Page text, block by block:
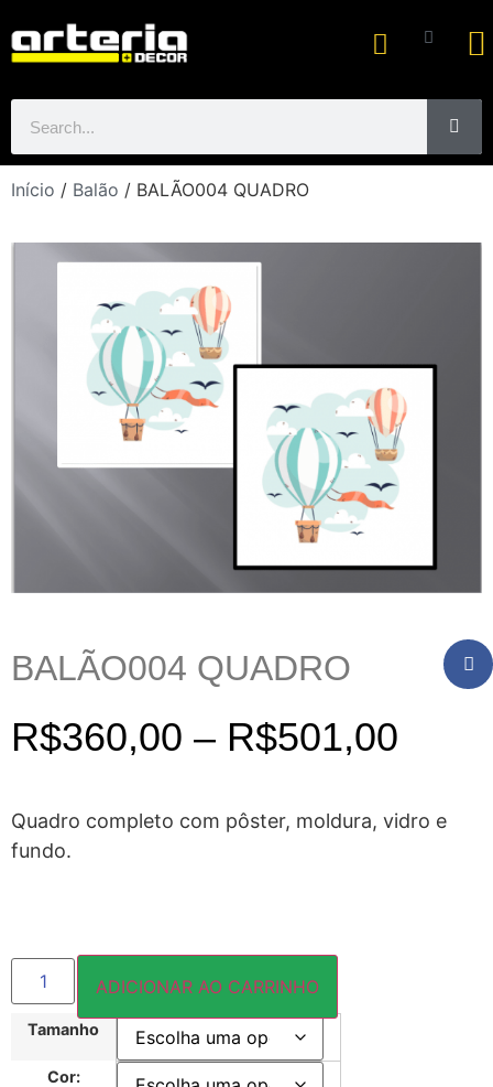
Início / Balão / BALÃO004 QUADRO
BALÃO004 QUADRO
R$360,00 – R$501,00
Quadro completo com pôster, moldura, vidro e
fundo.
Tamanho
Cor:
ADICIONAR AO CARRINHO